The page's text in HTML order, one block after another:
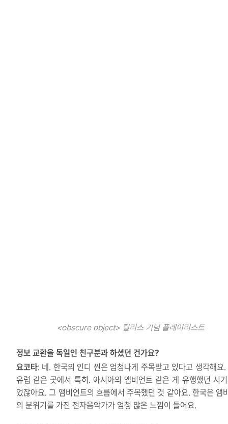
<obscure object> 릴리스 기념 플레이리스트
정보 교환을 독일인 친구분과 하셨던 건가요?
요코타: 네. 한국의 인디 씬은 엄청나게 주목받고 있다고 생각해요.
유럽 같은 곳에서 특히. 아시아의 앰비언트 같은 게 유행했던 시
었잖아요. 그 앰비언트의 흐름에서 주목했던 것 같아요. 한국은 앰
의 분위기를 가진 전자음악가가 엄청 많은 느낌이 들어요.